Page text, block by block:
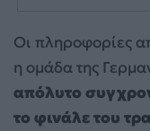
Οι πληροφορίες
η ομάδα της
απόλυτο
το φινάλε του